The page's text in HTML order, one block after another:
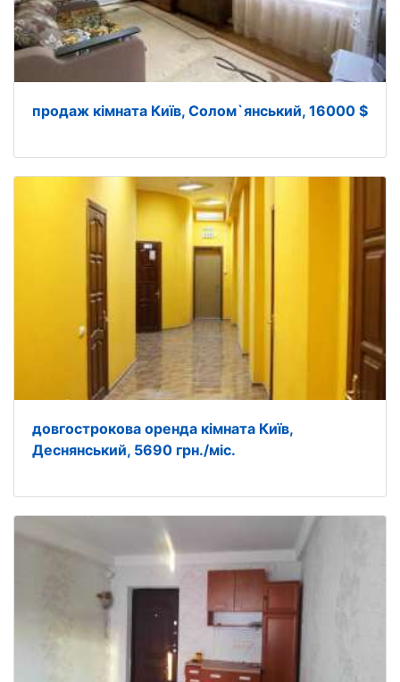
продаж кімната Київ, Солом`янський, 16000 $
довгострокова оренда кімната Київ,
Деснянський, 5690 грн./міс.